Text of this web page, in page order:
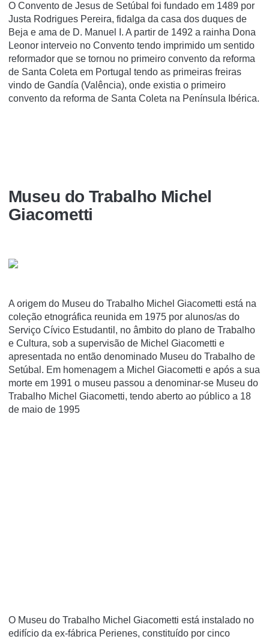
O Convento de Jesus de Setúbal foi fundado em 1489 por
Justa Rodrigues Pereira, fidalga da casa dos duques de
Beja e ama de D. Manuel I. A partir de 1492 a rainha Dona
Leonor interveio no Convento tendo imprimido um sentido
reformador que se tornou no primeiro convento da reforma
de Santa Coleta em Portugal tendo as primeiras freiras
vindo de Gandí­a (Valência), onde existia o primeiro
convento da reforma de Santa Coleta na Pení­nsula Ibérica.
Museu do Trabalho Michel
Giacometti
A origem do Museu do Trabalho Michel Giacometti está na
coleção etnográfica reunida em 1975 por alunos/as do
Serviço Cívico Estudantil, no âmbito do plano de Trabalho
e Cultura, sob a supervisão de Michel Giacometti e
apresentada no então denominado Museu do Trabalho de
Setúbal. Em homenagem a Michel Giacometti e após a sua
morte em 1991 o museu passou a denominar-se Museu do
Trabalho Michel Giacometti, tendo aberto ao público a 18
de maio de 1995
O Museu do Trabalho Michel Giacometti está instalado no
edifício da ex-fábrica Perienes, constituído por cinco